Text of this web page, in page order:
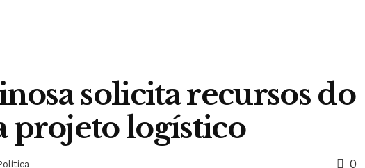
solicita recursos do
projeto logístico
0